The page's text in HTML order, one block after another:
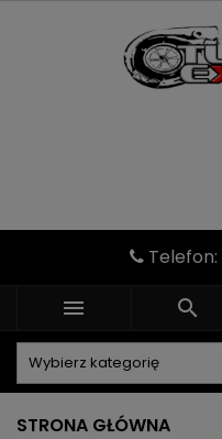
Telefon:
 
STRONA GŁÓWNA